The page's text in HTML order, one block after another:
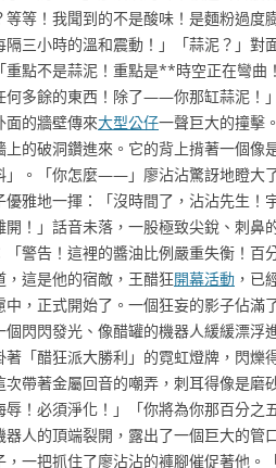
等等！我聞到的不是酸味！是麵粉過度
隔三小時的溫和震動！」「蒜泥？」對
重點不是蒜泥！重點是**時空正在彎
何多餘的東西！除了——你那缸蒜泥！
面的牆壁傳來大型公仔一聲巨大的撞擊
上的破洞鑽進來。它的背上揹著一個像
」。「你怎麼——」廖沾沾驚訝地瞪大
優雅地一揮：「沒時間了，沾沾先生！
開！」話音未落，一股極致尖銳、刺鼻
警告！這裡的醬油比例嚴重失衡！百
，這是他的宿敵，王醋狂開幕活動 ，已
中，正式開始了。一個狂妄的影子佔滿
個閃閃發光、像醋罐的機器人緩緩漂浮
著「醋狂派大勝利」的霓虹燈牌，閃爍
次帶著金屬回音的嘲弄，刺耳得像是磨
辱！必須淨化！」「你將為你那百分之
人的頂端裂開，露出了一個巨大的管
，一把抓住了廖沾沾的褲腳催促著他。